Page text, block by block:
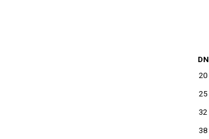
DN
20
25
32
38